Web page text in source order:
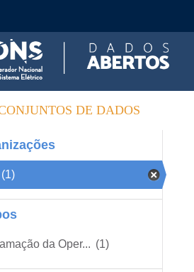
DE DADOS
(1)
da Oper... (1)